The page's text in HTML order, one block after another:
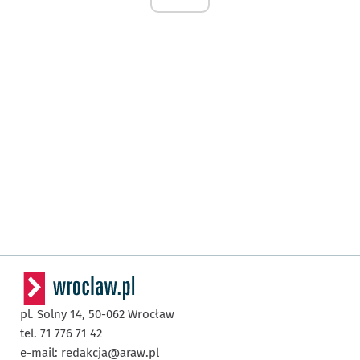
pl. Solny 14, 50-062 Wrocław
tel. 71 776 71 42
e-mail: redakcja@araw.pl